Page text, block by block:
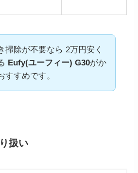
掃除が不要なら 2万円安く
Eufy(ユーフィー) G30がか
すすめです。
扱い